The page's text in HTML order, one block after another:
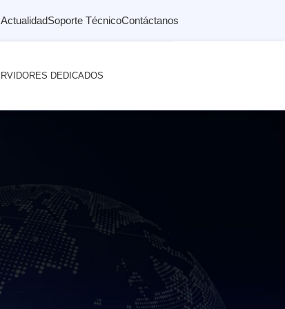
ActualidadSoporte TécnicoContáctanos
DEDICADOS
B2B